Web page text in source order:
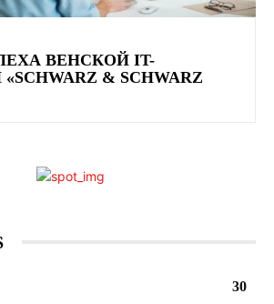
ВЕНСКОЙ IT-
& SCHWARZ
30